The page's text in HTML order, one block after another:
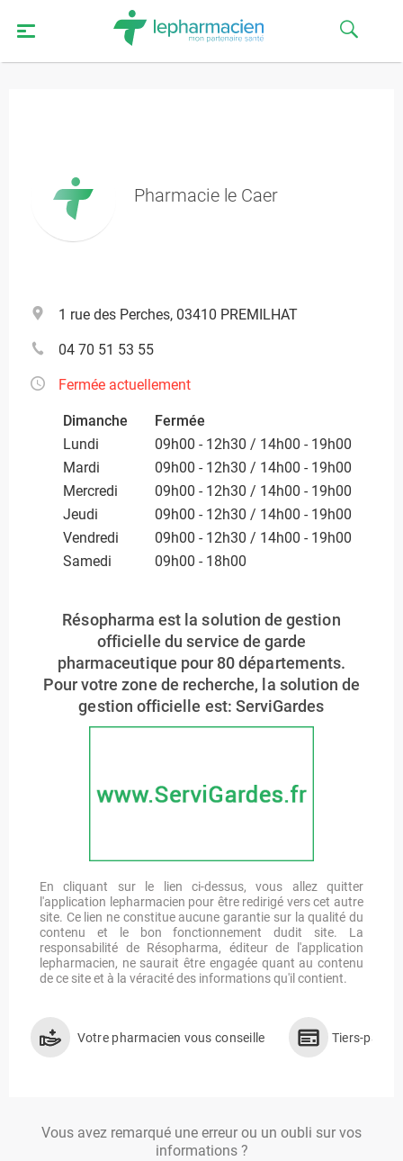
Pharmacie le Caer
1 rue des Perches, 03410 PREMILHAT
04 70 51 53 55
Fermée actuellement
Dimanche
Fermée
Lundi
09h00 - 12h30 / 14h00 - 19h00
Mardi
09h00 - 12h30 / 14h00 - 19h00
Mercredi
09h00 - 12h30 / 14h00 - 19h00
Jeudi
09h00 - 12h30 / 14h00 - 19h00
Vendredi
09h00 - 12h30 / 14h00 - 19h00
Samedi
09h00 - 18h00
Résopharma est la solution de gestion
officielle du service de garde
pharmaceutique pour 80 départements.
Pour votre zone de recherche, la solution de
gestion officielle est: ServiGardes
En cliquant sur le lien ci-dessus, vous allez quitter
l'application lepharmacien pour être redirigé vers cet autre
site. Ce lien ne constitue aucune garantie sur la qualité du
contenu et le bon fonctionnement dudit site. La
responsabilité de Résopharma, éditeur de l'application
lepharmacien, ne saurait être engagée quant au contenu
de ce site et à la véracité des informations qu'il contient.
Votre pharmacien vous conseille Tiers-
Vous avez remarqué une erreur ou un oubli sur vos
informations ?